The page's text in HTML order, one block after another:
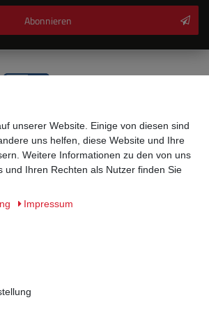
Abonnieren
unserer Website. Einige von diesen sind
uns helfen, diese Website und Ihre
Weitere Informationen zu den von uns
und Ihren Rechten als Nutzer finden Sie
Impressum